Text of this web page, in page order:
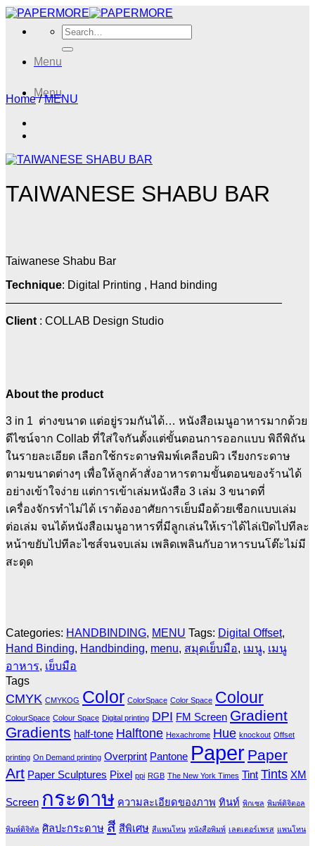
Skip
content
Search
for:
Menu
Menu
Home / MENU
TAIWANESE SHABU BAR
Taiwanese Shabu Bar
Technique: Digital Printing , Hand binding
Client : COLLAB Design Studio
About the product
3 in 1 ต่างขนาด แต่อยู่รวมกันได้… หนังสือเมนูอาหารมากด้วย
ดีไซน์จาก Collab ที่ใส่ใจกันตั้งแต่ขั้นตอนการออกแบบ พิถีพิถัน
ในรายละเอียด เลือกใช้กระดาษพิมพ์เคลือบผิว เรียงกระดาษ
ตามขนาดต่างๆ เพื่อให้ลูกค้าสั่งอาหารตามขั้นตอนของร้านได้
อย่างเข้าใจง่าย แต่การเข้าเล่มหนังสือ 3 เล่ม 3 ขนาดที่
เครื่องจักรทำไม่ได้ เราต้องอาศัยการเย็บมือด้วยเชือกแบบเล่ม
ต่อเล่ม จนได้หนังสือเมนูอาหารที่มีลูกเล่นให้เราได้ไล่เปิดไปทีละ
หน้าขยับไปทีละไซส์จนจบเล่ม เพลิดเพลินกับอาหารบนโต๊ะไม่มี
สะดุด
Categories: HANDBINDING, MENU Tags: Digital Offset,
Hand Binding, Handbinding, menu, สมุดเย็บมือ, เมนู, เมนู
อาหาร, เย็บมือ
Tags
CMYK CMYKOG Color ColorSpace Color Space Colour
ColourSpace Colour Space Digital printing DPI FM Screen Gradient
Gradients half-tone Halftone Hexachrome Hue knockout Offset
printing On Demand printing Overprint Pantone Paper Paper
Art Paper Sculptures Pixel ppi RGB The New York Times Tint Tints XM
Screen กระดาษ ความละเอียดของภาพ ทินท์ พิกเซล พิมพ์ดิจิตอล
พิมพ์ดิจิทัล ศิลปะกระดาษ สี สีพิเศษ สีแพนโทน หนังสือพิมพ์ เลตเตอร์เพรส แพนโทน